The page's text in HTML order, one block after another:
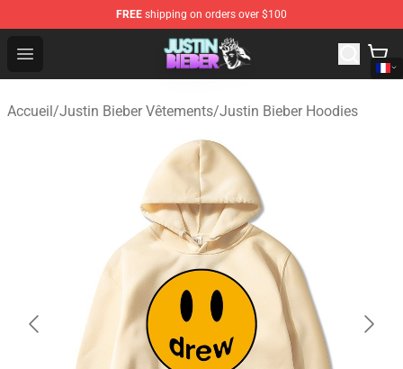
FREE shipping on orders over $100
Open menu
Justin Bieber Store - Official Justin Bieber Merchandise
Accueil/Justin Bieber Vêtements/Justin Bieber Hoodies